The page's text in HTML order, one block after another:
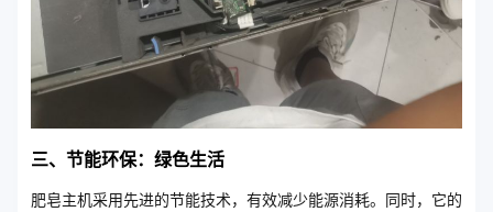
三、节能环保：绿色生活
肥皂主机采用先进的节能技术，有效减少能源消耗。同时，它的